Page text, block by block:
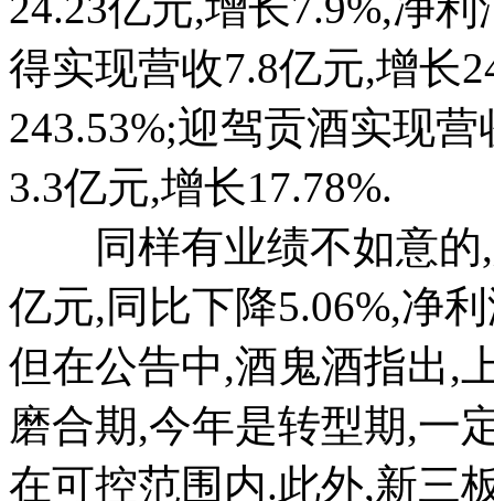
得实现营收7.8亿元,增长
243.53%;迎驾贡酒实现
3.3亿元,增长17.78%.
同样有业绩不如意的,
亿元,同比下降5.06%,净
但在公告中,酒鬼酒指出,
磨合期,今年是转型期,一
在可控范围内.此外,新三